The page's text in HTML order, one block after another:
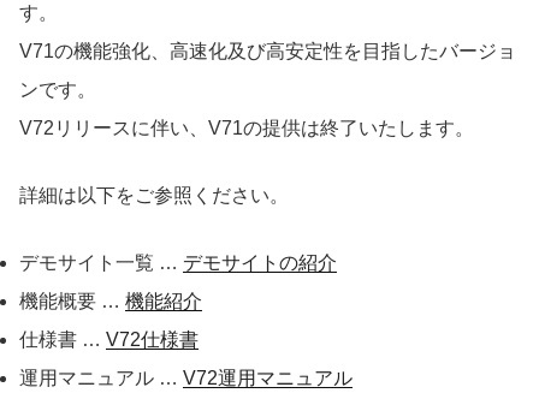
す。
V71の機能強化、高速化及び高安定性を目指したバージョ
ンです。
V72リリースに伴い、V71の提供は終了いたします。
詳細は以下をご参照ください。
デモサイト一覧 … デモサイトの紹介
機能概要 … 機能紹介
仕様書 … V72仕様書
運用マニュアル … V72運用マニュアル